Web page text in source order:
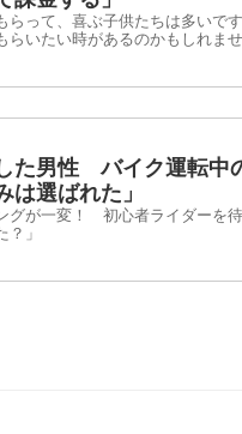
らって、喜ぶ子供たちは多いで
らいたい時があるのかもしれま
た男性 バイク運転中
は選ばれた」
グが一変！ 初心者ライダーを
」